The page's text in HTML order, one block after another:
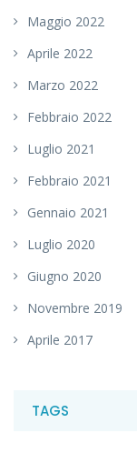
Maggio 2022
Aprile 2022
Marzo 2022
Febbraio 2022
Luglio 2021
Febbraio 2021
Gennaio 2021
Luglio 2020
Giugno 2020
Novembre 2019
Aprile 2017
TAGS